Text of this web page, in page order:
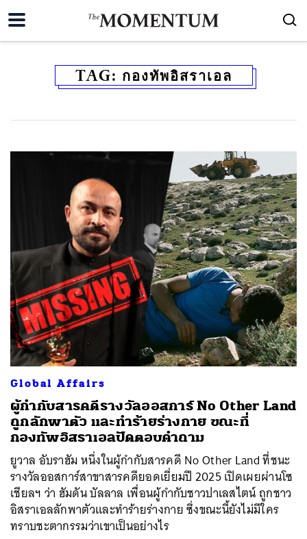
TAG: กองทัพอิสราเอล
Global Affairs
ผู้กำกับสารคดีรางวัลออสการ์ No Other Land
ถูกลักพาตัว และทำร้ายร่างกาย ขณะที่
กองทัพอิสราเอลปัดตอบคำถาม
ยูวาล อับราฮัม หนึ่งในผู้กำกับสารคดี No Other Land ที่ชนะ
รางวัลออสการ์สาขาสารคดียอดเยี่ยมปี 2025 เปิดเผยผ่านโซ
เชียลฯ ว่า ฮัมดัน บัลลาล เพื่อนผู้กำกับชาวปาเลสไตน์ ถูกชาว
อิสราเอลลักพาตัวและทำร้ายร่างกาย ซึ่งขณะนี้ยังไม่มีใคร
ทราบชะตากรรมว่าเขาเป็นอย่างไร